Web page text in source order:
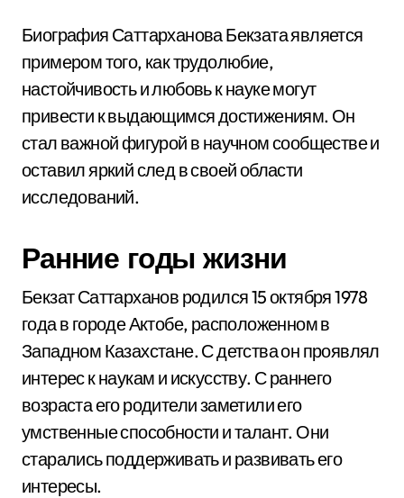
Биография Саттарханова Бекзата является
примером того, как трудолюбие,
настойчивость и любовь к науке могут
привести к выдающимся достижениям. Он
стал важной фигурой в научном сообществе и
оставил яркий след в своей области
исследований.
Ранние годы жизни
Бекзат Саттарханов родился 15 октября 1978
года в городе Актобе, расположенном в
Западном Казахстане. С детства он проявлял
интерес к наукам и искусству. С раннего
возраста его родители заметили его
умственные способности и талант. Они
старались поддерживать и развивать его
интересы.